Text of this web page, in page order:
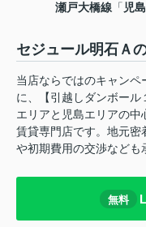
瀬戸大橋線 「 児島
セジュール明石Ａ
当店ならではのキャン
に、【引越しダンボー
エリアと児島エリアの
賃貸専門店です。地元
や初期費用の交渉なども
無料